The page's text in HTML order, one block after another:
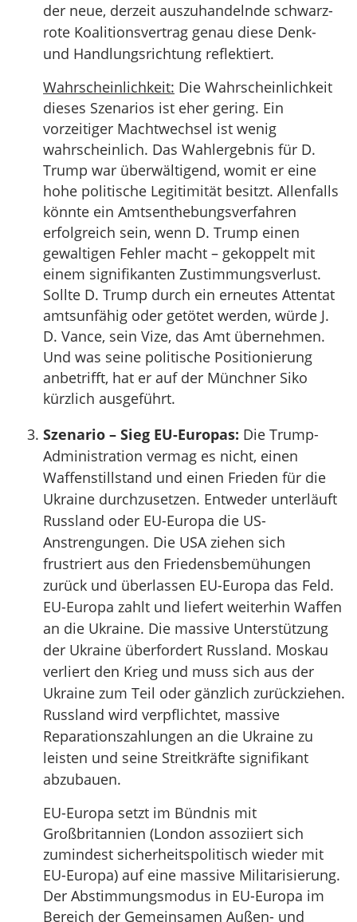
der neue, derzeit auszuhandelnde schwarz-
rote Koalitionsvertrag genau diese Denk-
und Handlungsrichtung reflektiert.
Wahrscheinlichkeit: Die Wahrscheinlichkeit
dieses Szenarios ist eher gering. Ein
vorzeitiger Machtwechsel ist wenig
wahrscheinlich. Das Wahlergebnis für D.
Trump war überwältigend, womit er eine
hohe politische Legitimität besitzt. Allenfalls
könnte ein Amtsenthebungsverfahren
erfolgreich sein, wenn D. Trump einen
gewaltigen Fehler macht – gekoppelt mit
einem signifikanten Zustimmungsverlust.
Sollte D. Trump durch ein erneutes Attentat
amtsunfähig oder getötet werden, würde J.
D. Vance, sein Vize, das Amt übernehmen.
Und was seine politische Positionierung
anbetrifft, hat er auf der Münchner Siko
kürzlich ausgeführt.
Szenario – Sieg EU-Europas: Die Trump-
Administration vermag es nicht, einen
Waffenstillstand und einen Frieden für die
Ukraine durchzusetzen. Entweder unterläuft
Russland oder EU-Europa die US-
Anstrengungen. Die USA ziehen sich
frustriert aus den Friedensbemühungen
zurück und überlassen EU-Europa das Feld.
EU-Europa zahlt und liefert weiterhin Waffen
an die Ukraine. Die massive Unterstützung
der Ukraine überfordert Russland. Moskau
verliert den Krieg und muss sich aus der
Ukraine zum Teil oder gänzlich zurückziehen.
Russland wird verpflichtet, massive
Reparationszahlungen an die Ukraine zu
leisten und seine Streitkräfte signifikant
abzubauen.
EU-Europa setzt im Bündnis mit
Großbritannien (London assoziiert sich
zumindest sicherheitspolitisch wieder mit
EU-Europa) auf eine massive Militarisierung.
Der Abstimmungsmodus in EU-Europa im
Bereich der Gemeinsamen Außen- und